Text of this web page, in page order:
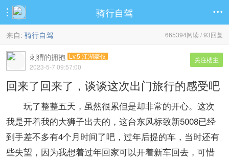
 骑行自驾 
665394阅读 / 93回复
来自: 骑行自驾
关注楼主
刺猬的拥抱 Lv.5 江湖豪侠
2023-5-7 09:57:00
回来了回来了，谈谈这次出门旅行的感受吧
玩了整整五天，虽然很累但是却非常的开心。这次
我是开着我的大狮子出去的，这台东风标致新5008已经
到手差不多有4个月时间了吧，过年后提的车，当时还有
些失望，因为我想着过年回家可以开着新车回去，可惜